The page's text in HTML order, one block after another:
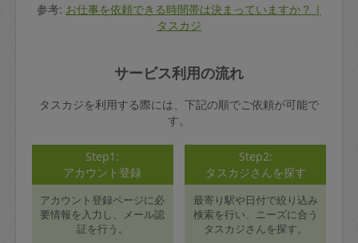
参考: お仕事を依頼できる時間帯は決まっていますか？ |
タスカジ
サービス利用の流れ
タスカジを利用する際には、下記の順でご依頼が可能で
す。
Step1:
アカウント登録
アカウント登録ページに必
要情報を入力し、メール認
証を行う。
Step2:
タスカジさんを探す
最寄り駅や日付で絞り込み
検索を行い、ニーズに合う
タスカジさんを探す。